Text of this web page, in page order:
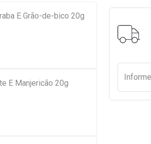
E Grão-de-bico 20g
E Manjericão 20g